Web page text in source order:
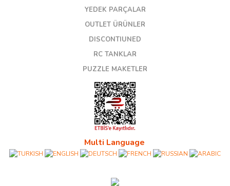
YEDEK PARÇALAR
OUTLET ÜRÜNLER
DISCONTIUNED
RC TANKLAR
PUZZLE MAKETLER
Multi Language